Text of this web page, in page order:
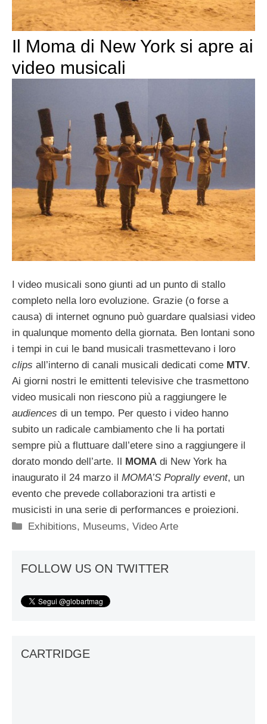
Il Moma di New York si apre ai
video musicali
I video musicali sono giunti ad un punto di stallo
completo nella loro evoluzione. Grazie (o forse a
causa) di internet ognuno può guardare qualsiasi video
in qualunque momento della giornata. Ben lontani sono
i tempi in cui le band musicali trasmettevano i loro
clips all’interno di canali musicali dedicati come MTV.
Ai giorni nostri le emittenti televisive che trasmettono
video musicali non riescono più a raggiungere le
audiences di un tempo. Per questo i video hanno
subito un radicale cambiamento che li ha portati
sempre più a fluttuare dall’etere sino a raggiungere il
dorato mondo dell’arte. Il MOMA di New York ha
inaugurato il 24 marzo il MOMA’S Poprally event, un
evento che prevede collaborazioni tra artisti e
musicisti in una serie di performances e proiezioni.
Categorie
Exhibitions, Museums,Video Arte
FOLLOW US ON TWITTER
CARTRIDGE